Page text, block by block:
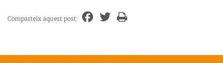
Comparteix aquest post: